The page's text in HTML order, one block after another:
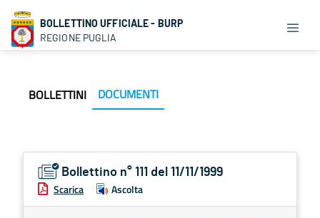
BOLLETTINO UFFICIALE - BURP
REGIONE PUGLIA
BOLLETTINI DOCUMENTI
Bollettino n° 111 del 11/11/1999
Scarica Ascolta